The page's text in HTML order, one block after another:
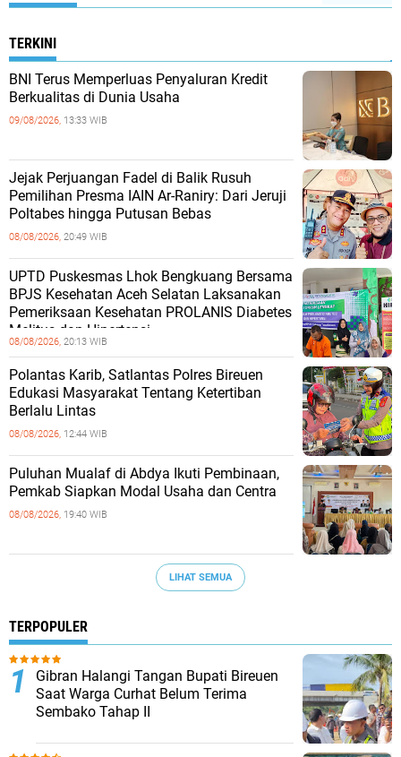
TERKINI
BNI Terus Memperluas Penyaluran Kredit
Berkualitas di Dunia Usaha
09/08/2026, 13:33 WIB
Jejak Perjuangan Fadel di Balik Rusuh
Pemilihan Presma IAIN Ar-Raniry: Dari Jeruji
Poltabes hingga Putusan Bebas
08/08/2026, 20:49 WIB
UPTD Puskesmas Lhok Bengkuang Bersama
BPJS Kesehatan Aceh Selatan Laksanakan
Pemeriksaan Kesehatan PROLANIS Diabetes
Melitus dan Hipertensi
08/08/2026, 20:13 WIB
Polantas Karib, Satlantas Polres Bireuen
Edukasi Masyarakat Tentang Ketertiban
Berlalu Lintas
08/08/2026, 12:44 WIB
Puluhan Mualaf di Abdya Ikuti Pembinaan,
Pemkab Siapkan Modal Usaha dan Centra
08/08/2026, 19:40 WIB
LIHAT SEMUA
TERPOPULER
Gibran Halangi Tangan Bupati Bireuen
Saat Warga Curhat Belum Terima
Sembako Tahap II